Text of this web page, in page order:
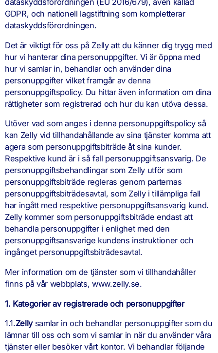
dataskyddsförordningen (EU 2016/679), även kallad
GDPR, och nationell lagstiftning som kompletterar
dataskyddsförordningen.
Det är viktigt för oss på Zelly att du känner dig trygg med
hur vi hanterar dina personuppgifter. Vi är öppna med
hur vi samlar in, behandlar och använder dina
personuppgifter vilket framgår av denna
personuppgiftspolicy. Du hittar även information om dina
rättigheter som registrerad och hur du kan utöva dessa.
Utöver vad som anges i denna personuppgiftspolicy så
kan Zelly vid tillhandahållande av sina tjänster komma att
agera som personuppgiftsbiträde åt sina kunder.
Respektive kund är i så fall personuppgiftsansvarig. De
personuppgiftsbehandlingar som Zelly utför som
personuppgiftsbiträde regleras genom parternas
personuppgiftsbiträdesavtal, som Zelly i tillämpliga fall
har ingått med respektive personuppgiftsansvarig kund.
Zelly kommer som personuppgiftsbiträde endast att
behandla personuppgifter i enlighet med den
personuppgiftsansvarige kundens instruktioner och
ingånget personuppgiftsbiträdesavtal.
Mer information om de tjänster som vi tillhandahåller
finns på vår webbplats, www.zelly.se.
1. Kategorier av registrerade och personuppgifter
1.1.Zellysamlar in och behandlar personuppgifter som du
lämnar till oss och som vi samlar in när du använder våra
tjänster eller besöker vårt kontor. Vi behandlar följande